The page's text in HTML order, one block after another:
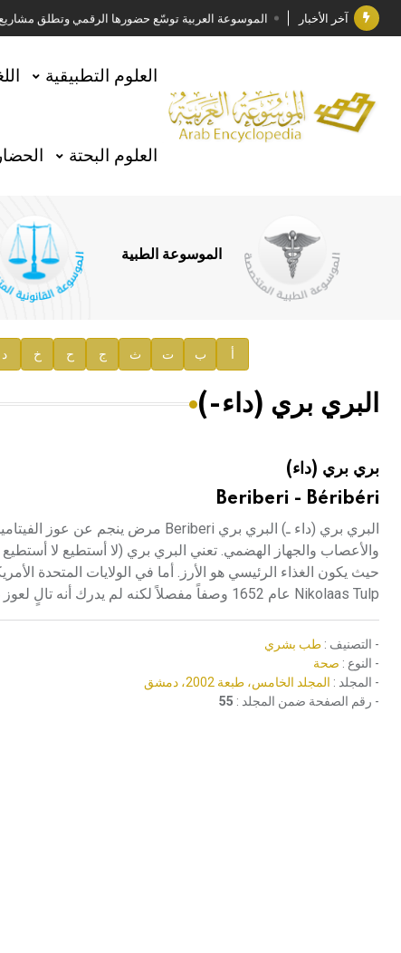
آخر الأخبار الموسوعة العربية توسّع حضورها الرقمي وتطلق مشاريع
جائزة مجمع الملك سلمان العالمي للغة العربية 2025
الأستاذ إياد خالد الطباع مدير عام لهيئة الموسوعة العربية
السيد محمد ياسين صالح وزيرا للثقافة
توصيات مجلس الإدارة
صدور المجلد السابع من موسوعة الآثار في سورية
إعلان..
هيئة الموسوعة العربية تطلق موسوعات جديدة في عام 2026
العلوم التطبيقية
العلوم البحتة
الموسوعة الطبية
أ ب ت ث ج ح خ د
البري بري (داء-)
بري بري (داء)
Beriberi - Béribéri
حيث يكون الغذاء الرئيسي هو الأرز. أما في الولايات المتحدة
Nikolaas Tulp عام 1652 وصفاً مفصلاً لكنه لم يدرك أنه تالٍ لعوز غذائي.
- التصنيف : طب بشري
- النوع : صحة
- المجلد : المجلد الخامس، طبعة 2002، دمشق
- رقم الصفحة ضمن المجلد : 55